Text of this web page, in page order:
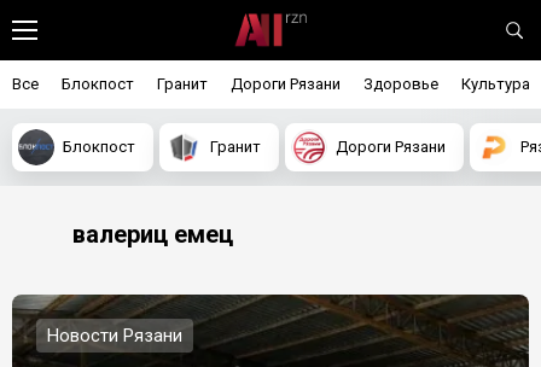
Все Блокпост Гранит Дороги Рязани Здоровье Культура
Блокпост Гранит Дороги Рязани
валериц емец
Новости Рязани